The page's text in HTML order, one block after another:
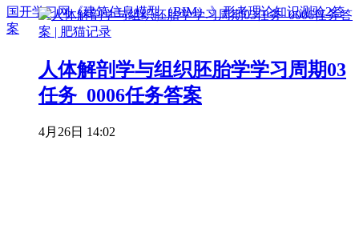
国开学习网《建筑信息模型（BIM）》形考理论知识测验2答
案
人体解剖学与组织胚胎学学习周期03
任务_0006任务答案
4月26日 14:02